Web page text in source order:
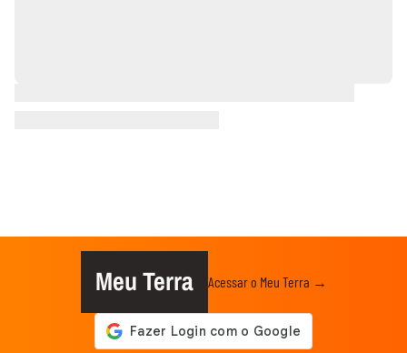
Meu Terra Acessar o Meu Terra →